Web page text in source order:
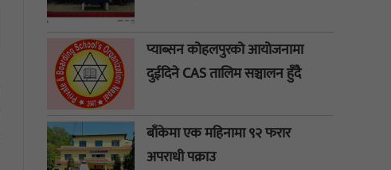
प्याब्सन कोहलपुरको आयोजनामा
दुईदिने CAS तालिम सञ्चालन हुँदै
बाँकेमा एक महिनामा ९२ फरार
अपराधी पक्राउ